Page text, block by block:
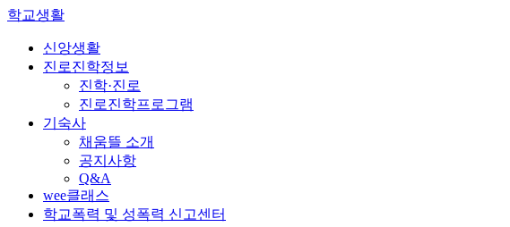
학교생활
신앙생활
진로진학정보
진학·진로
진로진학프로그램
기숙사
채움뜰 소개
공지사항
Q&A
wee클래스
학교폭력 및 성폭력 신고센터